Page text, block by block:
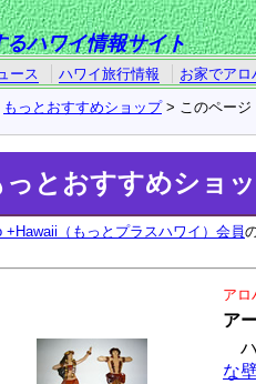
るハワイ情報サイト
ース ハワイ旅行情報 お家でアロ
もっとおすすめショップ> このページ
っとおすすめショ
+Hawaii（もっとプラスハワイ）会員
アロ
ア
ハ
な